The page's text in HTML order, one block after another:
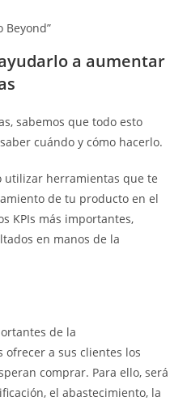
Beyond”
a aumentar
sabemos que todo esto
cuándo y cómo hacerlo.
utilizar herramientas que te
de tu producto en el
KPIs más importantes,
en manos de la
de la
a sus clientes los
comprar. Para ello, será
el abastecimiento, la